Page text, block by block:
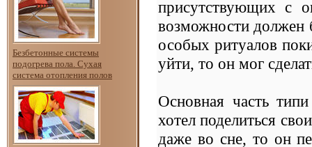
Безбетонные системы
подогрева пола. Сухая
система отопления полов
присутствующих с
возможности должен
особых ритуалов
уйти, то он мог
Основная часть
хотел поделиться
даже во сне, то он